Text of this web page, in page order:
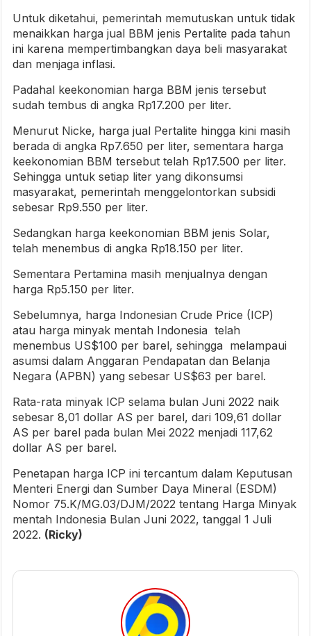
Untuk diketahui, pemerintah memutuskan untuk tidak
menaikkan harga jual BBM jenis Pertalite pada tahun
ini karena mempertimbangkan daya beli masyarakat
dan menjaga inflasi.
Padahal keekonomian harga BBM jenis tersebut
sudah tembus di angka Rp17.200 per liter.
Menurut Nicke, harga jual Pertalite hingga kini masih
berada di angka Rp7.650 per liter, sementara harga
keekonomian BBM tersebut telah Rp17.500 per liter.
Sehingga untuk setiap liter yang dikonsumsi
masyarakat, pemerintah menggelontorkan subsidi
sebesar Rp9.550 per liter.
Sedangkan harga keekonomian BBM jenis Solar,
telah menembus di angka Rp18.150 per liter.
Sementara Pertamina masih menjualnya dengan
harga Rp5.150 per liter.
Sebelumnya, harga Indonesian Crude Price (ICP)
atau harga minyak mentah Indonesia telah
menembus US$100 per barel, sehingga melampaui
asumsi dalam Anggaran Pendapatan dan Belanja
Negara (APBN) yang sebesar US$63 per barel.
Rata-rata minyak ICP selama bulan Juni 2022 naik
sebesar 8,01 dollar AS per barel, dari 109,61 dollar
AS per barel pada bulan Mei 2022 menjadi 117,62
dollar AS per barel.
Penetapan harga ICP ini tercantum dalam Keputusan
Menteri Energi dan Sumber Daya Mineral (ESDM)
Nomor 75.K/MG.03/DJM/2022 tentang Harga Minyak
mentah Indonesia Bulan Juni 2022, tanggal 1 Juli
2022. (Ricky)